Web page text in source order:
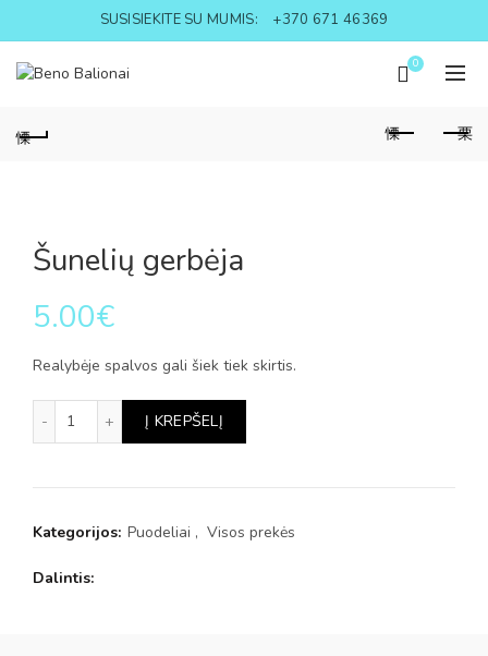
SUSISIEKITE SU MUMIS: +370 671 46369
0
Šunelių gerbėja
5.00€
Realybėje spalvos gali šiek tiek skirtis.
produkto kiekis: Šunelių gerbėja
Į KREPŠELĮ
Kategorijos: Puodeliai , Visos prekės
Dalintis